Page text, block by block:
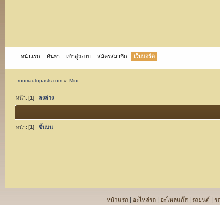
หน้าแรก ค้นหา เข้าสู่ระบบ สมัครสมาชิก เว็บบอร์ด
roomautopasts.com» Mini
หน้า: [1] ลงล่าง
หน้า: [1 ] ขึ้นบน
หน้าแรก อะไหล่รถ อะไหล่แก๊ส รถยนต์ ร